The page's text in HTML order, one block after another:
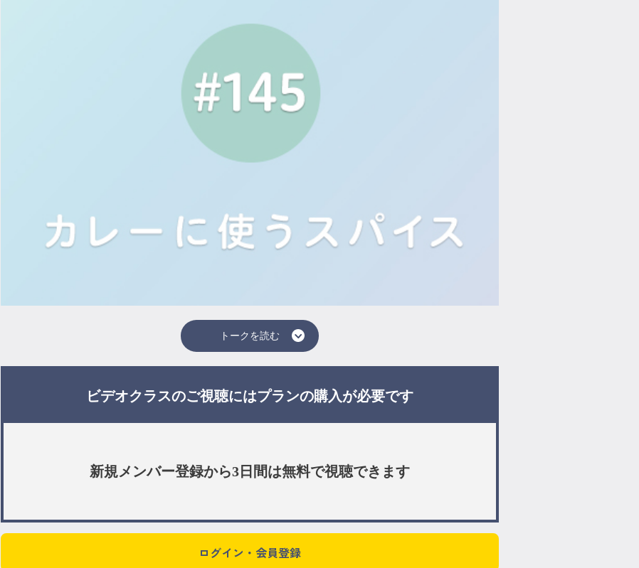
トークを読む
ビデオクラスのご視聴にはプランの購入が必要です
新規メンバー登録から3日間は無料で視聴できます
ログイン・会員登録